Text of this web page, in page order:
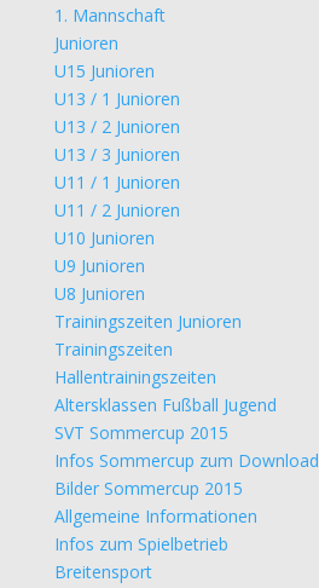
1. Mannschaft
Junioren
U15 Junioren
U13 / 1 Junioren
U13 / 2 Junioren
U13 / 3 Junioren
U11 / 1 Junioren
U11 / 2 Junioren
U10 Junioren
U9 Junioren
U8 Junioren
Trainingszeiten Junioren
Trainingszeiten
Hallentrainingszeiten
Altersklassen Fußball Jugend
SVT Sommercup 2015
Infos Sommercup zum Download
Bilder Sommercup 2015
Allgemeine Informationen
Infos zum Spielbetrieb
Breitensport